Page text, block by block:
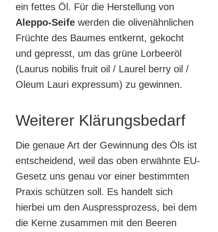
ein fettes Öl. Für die Herstellung von
Aleppo-Seife werden die olivenähnlichen
Früchte des Baumes entkernt, gekocht
und gepresst, um das grüne Lorbeeröl
(Laurus nobilis fruit oil / Laurel berry oil /
Oleum Lauri expressum) zu gewinnen.
Weiterer Klärungsbedarf
Die genaue Art der Gewinnung des Öls ist
entscheidend, weil das oben erwähnte EU-
Gesetz uns genau vor einer bestimmten
Praxis schützen soll. Es handelt sich
hierbei um den Auspressprozess, bei dem
die Kerne zusammen mit den Beeren